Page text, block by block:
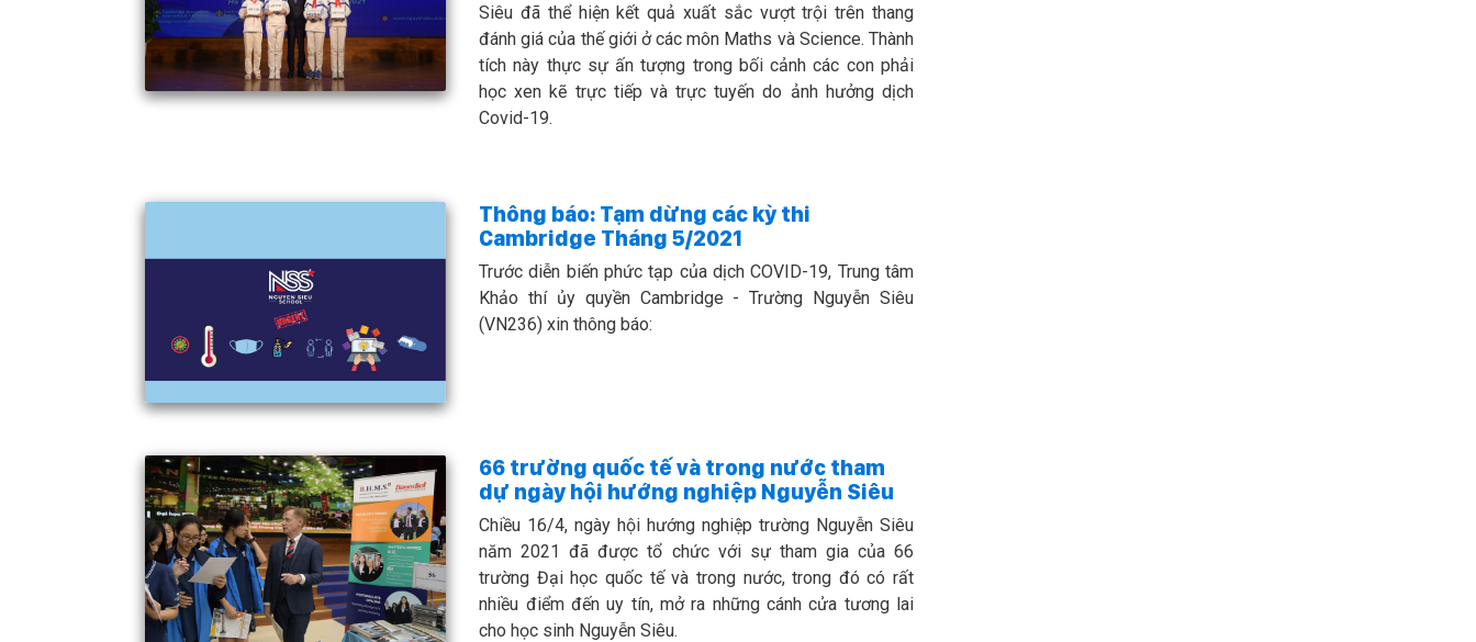
Siêu đã thể hiện kết quả xuất sắc vượt trội trên thang
đánh giá của thế giới ở các môn Maths và Science. Thành
tích này thực sự ấn tượng trong bối cảnh các con phải
học xen kẽ trực tiếp và trực tuyến do ảnh hưởng dịch
Covid-19.
Thông báo: Tạm dừng các kỳ thi
Cambridge Tháng 5/2021
Trước diễn biến phức tạp của dịch COVID-19, Trung tâm
Khảo thí ủy quyền Cambridge - Trường Nguyễn Siêu
(VN236) xin thông báo:
66 trường quốc tế và trong nước tham
dự ngày hội hướng nghiệp Nguyễn Siêu
Chiều 16/4, ngày hội hướng nghiệp trường Nguyễn Siêu
năm 2021 đã được tổ chức với sự tham gia của 66
trường Đại học quốc tế và trong nước, trong đó có rất
nhiều điểm đến uy tín, mở ra những cánh cửa tương lai
cho học sinh Nguyễn Siêu.